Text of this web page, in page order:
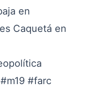
en
Caquetá en
#m19 #farc